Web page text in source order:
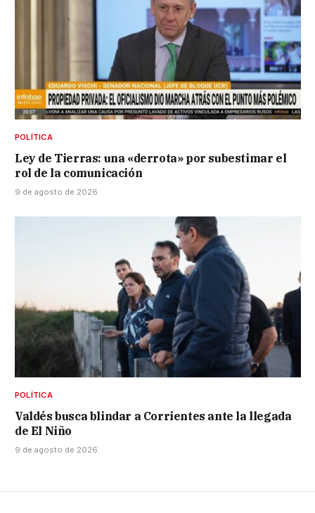
POLÍTICA
Ley de Tierras: una «derrota» por subestimar el
rol de la comunicación
9 de agosto de 2026
POLÍTICA
Valdés busca blindar a Corrientes ante la llegada
de El Niño
9 de agosto de 2026